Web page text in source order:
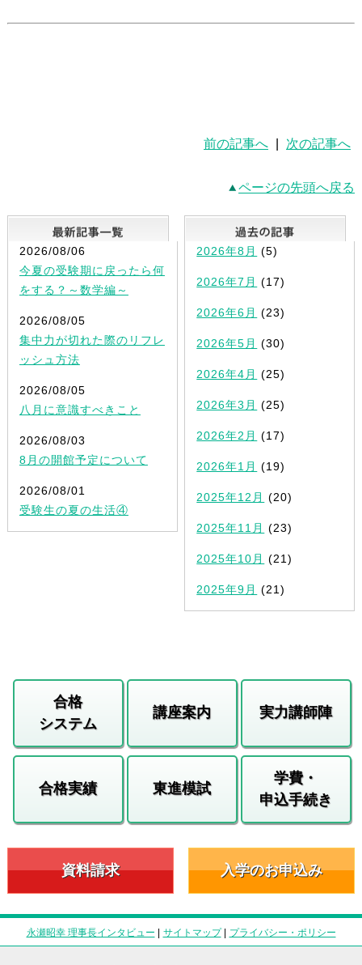
前の記事へ 次の記事へ
ページの先頭へ戻る
最新記事一覧
2026/08/06
今夏の受験期に戻ったら何
をする？～数学編～
2026/08/05
集中力が切れた際のリフレ
ッシュ方法
2026/08/05
八月に意識すべきこと
2026/08/03
8月の開館予定について
2026/08/01
受験生の夏の生活④
2026年8月 (5)
2026年7月 (17)
2026年6月 (23)
2026年5月 (30)
2026年4月 (25)
2026年3月 (25)
2026年2月 (17)
2026年1月 (19)
2025年12月 (20)
2025年11月 (23)
2025年10月 (21)
2025年9月 (21)
合格
システム
講座案内 実力講師陣
合格実績 東進模試
学費・
申込手続き
資料請求 入学のお申込み
永瀬昭幸 理事長インタビュー | サイトマップ| プライバシー・ポリシー